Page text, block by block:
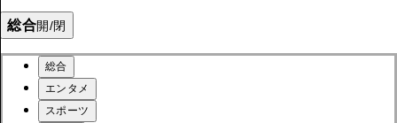
総合開/閉
総合
エンタメ
スポーツ